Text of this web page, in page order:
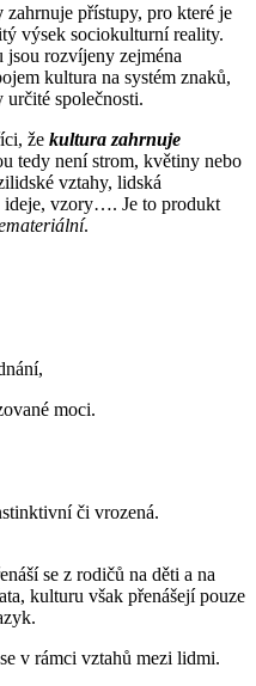
zahrnuje přístupy, pro které je
výsek sociokulturní reality.
rozvíjeny zejména
kultura na systém znaků,
společnosti.
že kultura zahrnuje
tedy není strom, květiny nebo
vztahy, lidská
ideje, vzory…. Je to produkt
.
moci.
či vrozená.
se z rodičů na děti a na
kulturu však přenášejí pouze
v rámci vztahů mezi lidmi.